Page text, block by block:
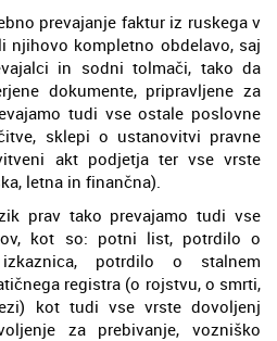
prevajanje faktur iz ruskega v
njihovo kompletno obdelavo, saj
in sodni tolmači, tako da
dokumente, pripravljene za
tudi vse ostale poslovne
sklepi o ustanovitvi pravne
akt podjetja ter vse vrste
letna in finančna).
prav tako prevajamo tudi vse
kot so: potni list, potrdilo o
potrdilo o stalnem
registra (o rojstvu, o smrti,
kot tudi vse vrste dovoljenj
za prebivanje, vozniško